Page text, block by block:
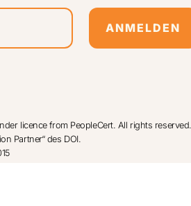
ANMELDEN
licence from PeopleCert. All rights reserved.
Partner“ des DOI.